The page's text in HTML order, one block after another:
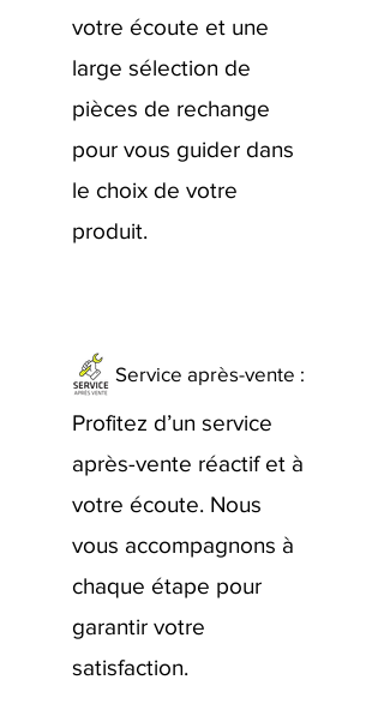
votre écoute et une
large sélection de
pièces de rechange
pour vous guider dans
le choix de votre
produit.
Service après-vente :
Profitez d’un service
après-vente réactif et à
votre écoute. Nous
vous accompagnons à
chaque étape pour
garantir votre
satisfaction.